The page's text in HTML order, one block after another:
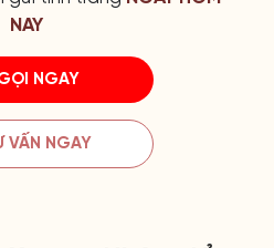
NAY
NGAY
VẤN NGAY